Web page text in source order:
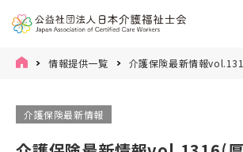
情報提供一覧 介護保険最新情報
介護保険最新情報